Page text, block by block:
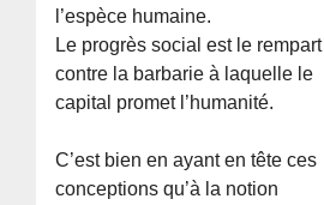
l’espèce humaine.
Le progrès social est le rempart
contre la barbarie à laquelle le
capital promet l’humanité.
C’est bien en ayant en tête ces
conceptions qu’à la notion